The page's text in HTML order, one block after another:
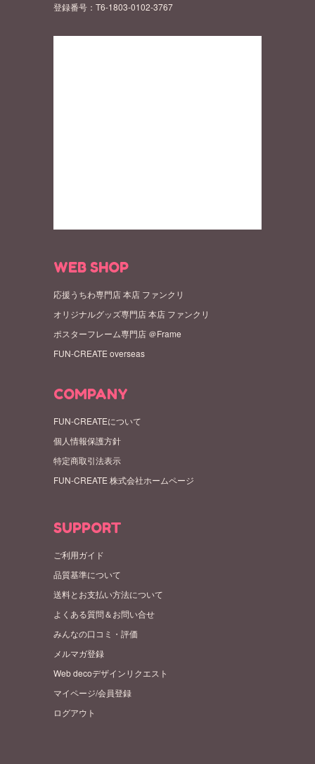
登録番号：T6-1803-0102-3767
WEB SHOP
応援うちわ専門店 本店 ファンクリ
オリジナルグッズ専門店 本店 ファンクリ
ポスターフレーム専門店 ＠Frame
FUN-CREATE overseas
COMPANY
FUN-CREATEについて
個人情報保護方針
特定商取引法表示
FUN-CREATE 株式会社ホームページ
SUPPORT
ご利用ガイド
品質基準について
送料とお支払い方法について
よくある質問＆お問い合せ
みんなの口コミ・評価
メルマガ登録
Web decoデザインリクエスト
マイページ/会員登録
ログアウト